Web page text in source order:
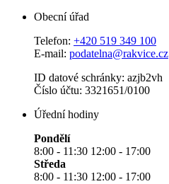
Obecní úřad
Telefon: +420 519 349 100
E-mail: podatelna@rakvice.cz
ID datové schránky: azjb2vh
Číslo účtu: 3321651/0100
Úřední hodiny
Pondělí
8:00 - 11:30 12:00 - 17:00
Středa
8:00 - 11:30 12:00 - 17:00